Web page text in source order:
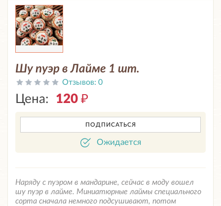
Шу пуэр в Лайме 1 шт.
Отзывов: 0
Цена: 120 ₽
ПОДПИСАТЬСЯ
Ожидается
Наряду с пуэром в мандарине, сейчас в моду вошел
шу пуэр в лайме. Миниатюрные лаймы специального
сорта сначала немного подсушивают, потом